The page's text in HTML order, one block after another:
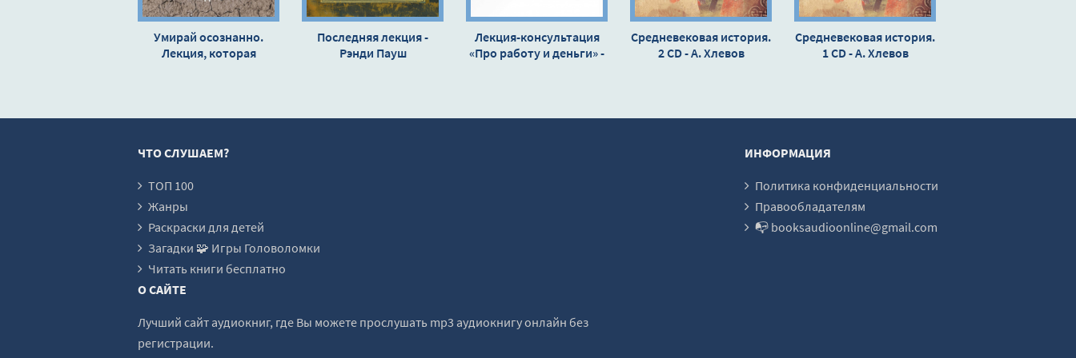
Умирай осознанно.
Лекция, которая
Холл
Последняя лекция -
Рэнди Пауш
Лекция-консультация
«Про работу и деньги» -
Средневековая история.
2 CD - А. Хлевов
Средневековая история.
1 CD - А. Хлевов
ЧТО СЛУШАЕМ?
ТОП 100
Жанры
Раскраски для детей
Загадки 🧩 Игры Головоломки
Читать книги бесплатно
ИНФОРМАЦИЯ
Политика конфиденциальности
Правообладателям
📭 booksaudioonline@gmail.com
О САЙТЕ
Лучший сайт аудиокниг, где Вы можете прослушать mp3 аудиокнигу онлайн без
регистрации.